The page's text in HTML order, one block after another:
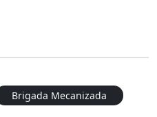
Brigada Mecanizada